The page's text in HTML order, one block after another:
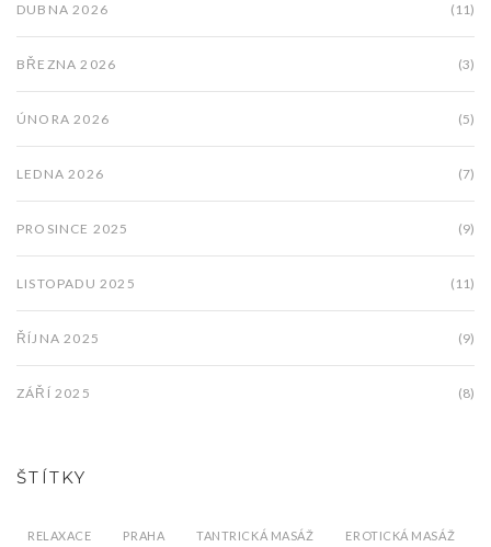
DUBNA 2026 (11)
BŘEZNA 2026 (3)
ÚNORA 2026 (5)
LEDNA 2026 (7)
PROSINCE 2025 (9)
LISTOPADU 2025 (11)
ŘÍJNA 2025 (9)
ZÁŘÍ 2025 (8)
ŠTÍTKY
RELAXACE PRAHA TANTRICKÁ MASÁŽ EROTICKÁ MASÁŽ